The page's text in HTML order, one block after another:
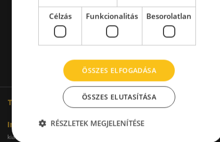
További oldalaink
Iroda
kiadoiroda.info
Célzás Funkcionalitás Besorolatlan
ÖSSZES ELFOGADÁSA
ÖSSZES ELUTASÍTÁSA
RÉSZLETEK MEGJELENÍTÉSE